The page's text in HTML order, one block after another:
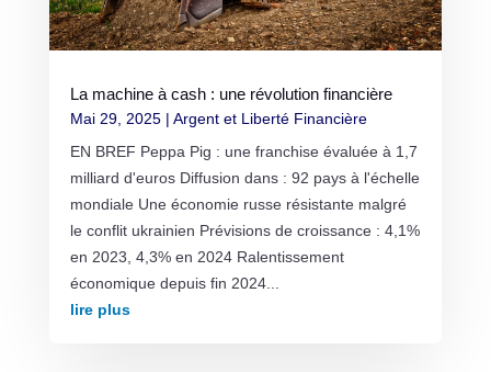
La machine à cash : une révolution financière
Mai 29, 2025| Argent et Liberté Financière
EN BREF Peppa Pig : une franchise évaluée à 1,7
milliard d'euros Diffusion dans : 92 pays à l'échelle
mondiale Une économie russe résistante malgré
le conflit ukrainien Prévisions de croissance : 4,1%
en 2023, 4,3% en 2024 Ralentissement
économique depuis fin 2024...
lire plus